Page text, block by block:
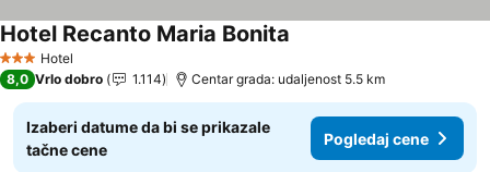
3 Zvezdice
Hotel
Hotel Recanto Maria Bonita
8,0 Vrlo dobro 1.114 Centar grada: udaljenost 5.5 km
Izaberi datume da bi se prikazale
tačne cene
Pogledaj cene